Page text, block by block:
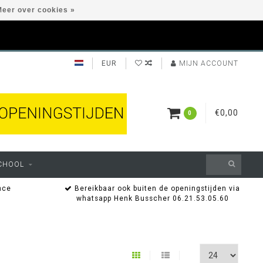
EUR MIJN ACCOUNT
0 €0,00
Bereikbaar ook buiten de openingstijden via
whatsapp Henk Busscher 06.21.53.05.60
over cookies »